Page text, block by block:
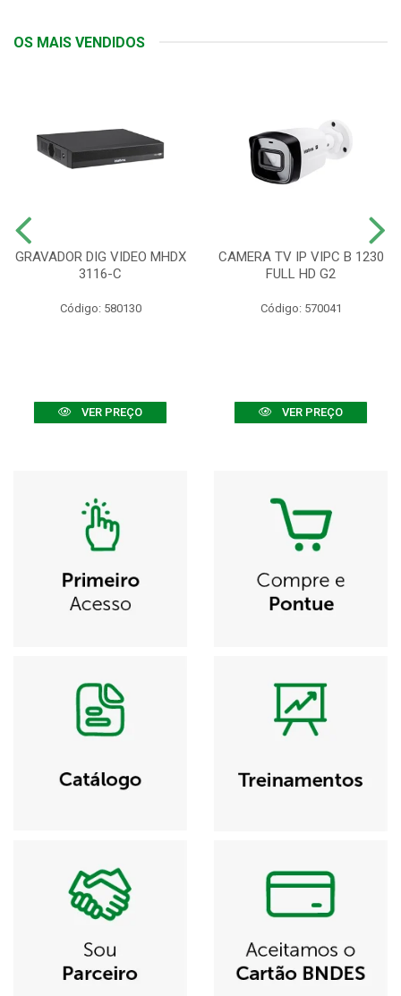
OS MAIS VENDIDOS
GRAVADOR DIG VIDEO MHDX
3116-C
Código: 580130
VER PREÇO
CAMERA TV IP VIPC B 1230
FULL HD G2
Código: 570041
VER PREÇO